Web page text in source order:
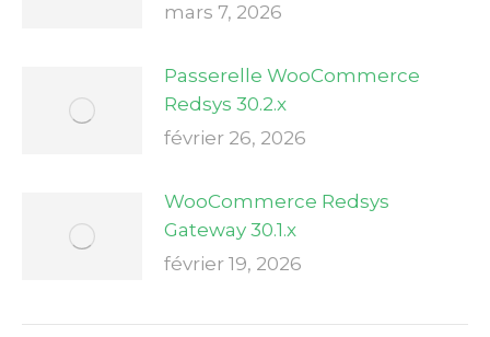
mars 7, 2026
Passerelle WooCommerce
Redsys 30.2.x
février 26, 2026
WooCommerce Redsys
Gateway 30.1.x
février 19, 2026